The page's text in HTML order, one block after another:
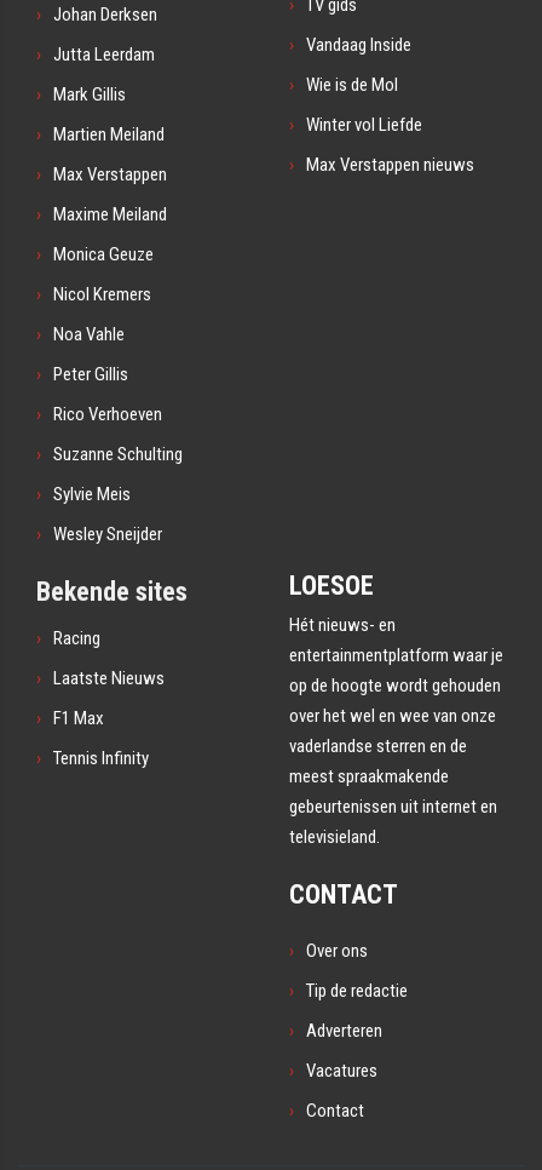
Johan Derksen
Jutta Leerdam
Mark Gillis
Martien Meiland
Max Verstappen
Maxime Meiland
Monica Geuze
Nicol Kremers
Noa Vahle
Peter Gillis
Rico Verhoeven
Suzanne Schulting
Sylvie Meis
Wesley Sneijder
TV gids
Vandaag Inside
Wie is de Mol
Winter vol Liefde
Max Verstappen nieuws
Bekende sites
Racing
Laatste Nieuws
F1 Max
Tennis Infinity
LOESOE
Hét nieuws- en
entertainmentplatform waar je
op de hoogte wordt gehouden
over het wel en wee van onze
vaderlandse sterren en de
meest spraakmakende
gebeurtenissen uit internet en
televisieland.
CONTACT
Over ons
Tip de redactie
Adverteren
Vacatures
Contact